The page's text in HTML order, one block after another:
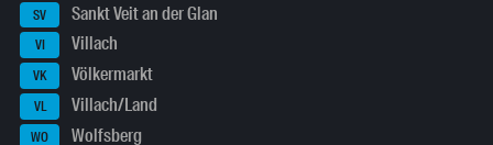
SV Sankt Veit an der Glan
VI Villach
VK Völkermarkt
VL Villach/Land
WO Wolfsberg